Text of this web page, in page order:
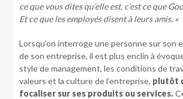
ce que vous dites qu’elle est, c’est ce que
Et ce que les employés disent à leurs amis. »
Lorsqu’on interroge une personne sur son
de son entreprise, il est plus enclin à
style de management, les conditions de
valeurs et la culture de l’entreprise, plutôt
focaliser sur ses produits ou services.